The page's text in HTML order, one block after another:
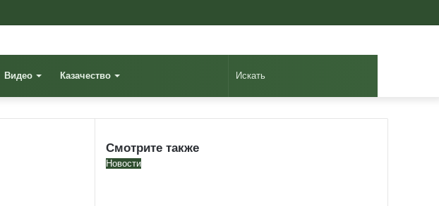
Видео Казачество
Смотрите также
Close
Новости